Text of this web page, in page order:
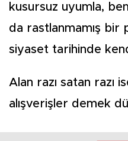
kusursuz uyumla,
da rastlanmamış
siyaset tarihinde
Alan razı satan razı
alışverişler demek